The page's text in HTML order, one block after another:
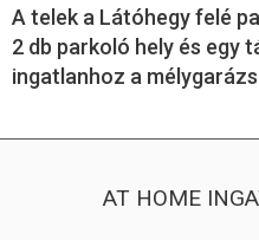
A telek a Látóhegy felé
2 db parkoló hely és egy
ingatlanhoz a
AT HOME